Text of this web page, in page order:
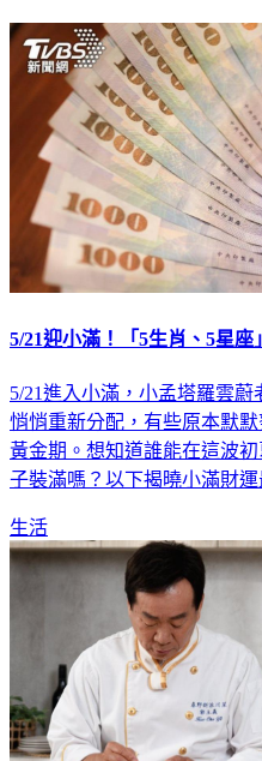
5/21迎小滿！「5生肖、5星
5/21進入小滿，小孟塔羅雲
悄悄重新分配，有些原本默
黃金期。想知道誰能在這波
子裝滿嗎？以下揭曉小滿財運
生活